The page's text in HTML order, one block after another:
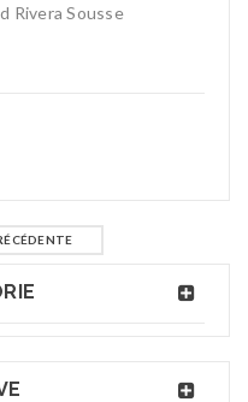
Rivera Sousse